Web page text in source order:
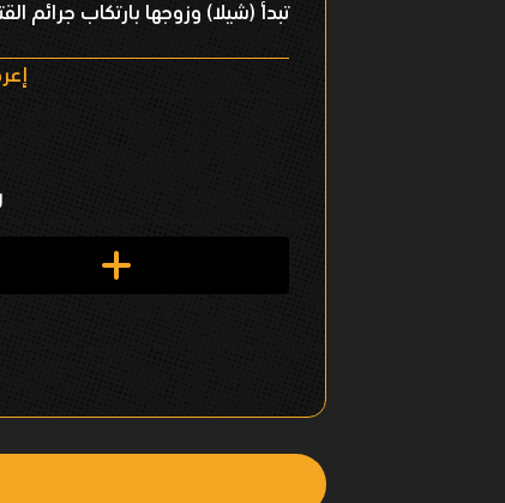
تبدأ (شيلا) وزوجها بارتكاب جرائم